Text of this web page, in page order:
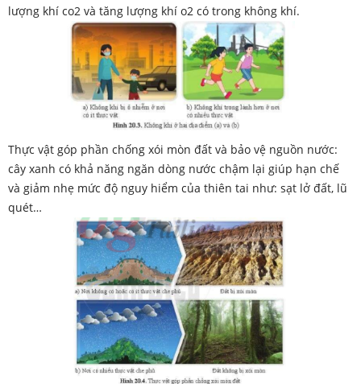
lượng khí co2 và tăng lượng khí o2 có trong không khí.
Thực vật góp phần chống xói mòn đất và bảo vệ nguồn nước:
cây xanh có khả năng ngăn dòng nước chậm lại giúp hạn chế
và giảm nhẹ mức độ nguy hiểm của thiên tai như: sạt lở đất, lũ
quét…